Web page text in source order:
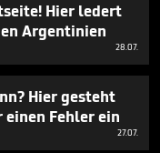
Hier ledert
Argentinien
28.07.
Hier gesteht
einen Fehler ein
27.07.